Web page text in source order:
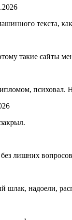
текста,
такие сайты
лишних
шлак, надоели,